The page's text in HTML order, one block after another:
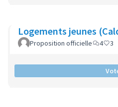
Logements jeunes
Proposition officielle 4 3